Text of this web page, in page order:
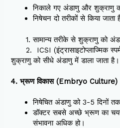
निकाले गए अंडाणु और शुक्राणु
निषेचन दो तरीकों से किया जाता
1. सामान्य तरीके से शुक्राणु को
2. ICSI (इंट्रासाइटोप्लाज्मिक
शुक्राणु को सीधे अंडाणु में डाला जाता है।
4. भ्रूण विकास (Embryo Culture)
निषेचित अंडाणु को 3-5 दिनों
डॉक्टर सबसे अच्छे भ्रूण का
संभावना अधिक हो।